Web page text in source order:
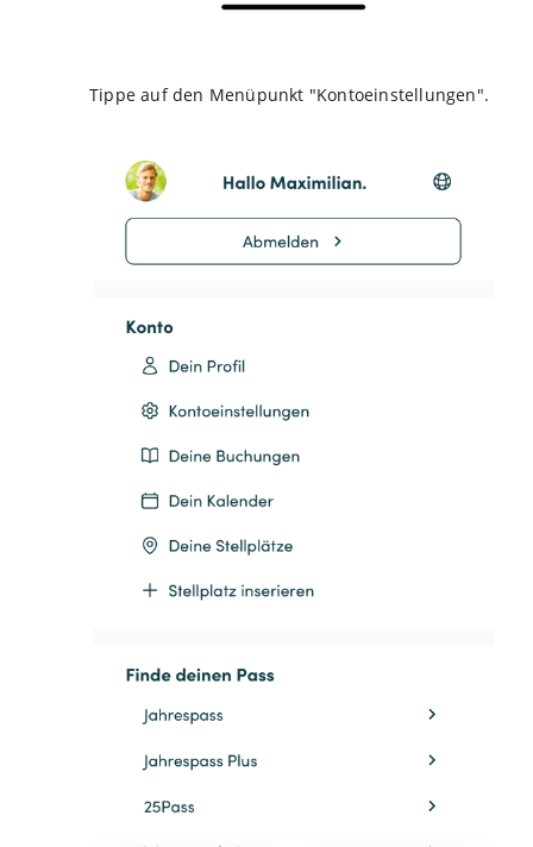
Tippe auf den Menüpunkt "Kontoeinstellungen".